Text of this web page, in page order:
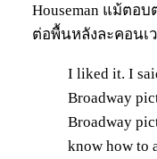
Houseman แม้ตอ
ต่อพื้นหลังละคอนเ
I liked it. I
Broadway
Broadway
know how to